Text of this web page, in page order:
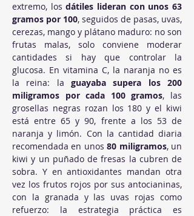
extremo, los dátiles lideran con unos 63
gramos por 100, seguidos de pasas, uvas,
cerezas, mango y plátano maduro: no son
frutas malas, solo conviene moderar
cantidades si hay que controlar la
glucosa. En vitamina C, la naranja no es
la reina: la guayaba supera los 200
miligramos por cada 100 gramos, las
grosellas negras rozan los 180 y el kiwi
está entre 65 y 90, frente a los 53 de
naranja y limón. Con la cantidad diaria
recomendada en unos 80 miligramos, un
kiwi y un puñado de fresas la cubren de
sobra. Y en antioxidantes mandan otra
vez los frutos rojos por sus antocianinas,
con la granada y las uvas rojas como
refuerzo: la estrategia práctica es